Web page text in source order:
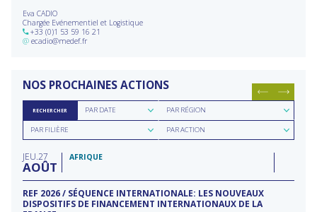
Eva CADIO
Chargée Evénementiel et Logistique
+33 (0)1 53 59 16 21
@ ecadio@medef.fr
NOS PROCHAINES ACTIONS
RECHERCHER
Rechercher
parPAR DATE
Rechercher
par
région
PAR RÉGION
Rechercher
parPAR FILIÈRE
Rechercher
parPAR ACTION
JEU 27
AOÛT
AFRIQUE
REF 2026 / SÉQUENCE INTERNATIONALE: LES NOUVEAUX
DISPOSITIFS DE FINANCEMENT INTERNATIONAUX DE LA